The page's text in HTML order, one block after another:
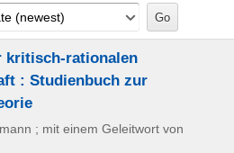
(newest)
kritisch-rationalen
: Studienbuch zur
; mit einem Geleitwort von